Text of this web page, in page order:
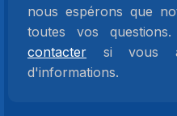
nous espérons que
toutes vos
contacter si vous
d'informations.